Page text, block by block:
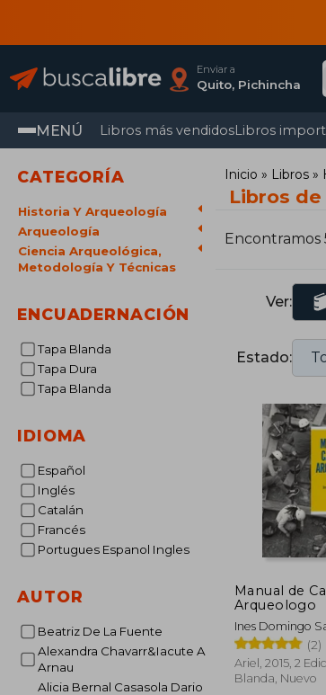
Enviar a
Quito, Pichincha
MENÚ Libros más vendidosLibros
CATEGORÍA
Historia Y Arqueología
Arqueología
Ciencia Arqueológica,
Metodología Y Técnicas
ENCUADERNACIÓN
Tapa Blanda
Tapa Dura
Tapa Blanda
IDIOMA
Español
Inglés
Catalán
Francés
Portugues Espanol Ingles
AUTOR
Beatriz De La Fuente
Alexandra Chavarr&Iacute A
Arnau
Alicia Bernal Casasola Dario
Inicio Libros
Libros
Encontramos
Ver:
Estado:
Manual de
Arqueologo
Ines Domingo
Burke
(2)
Ariel, 2015, 2
Blanda, Nuevo